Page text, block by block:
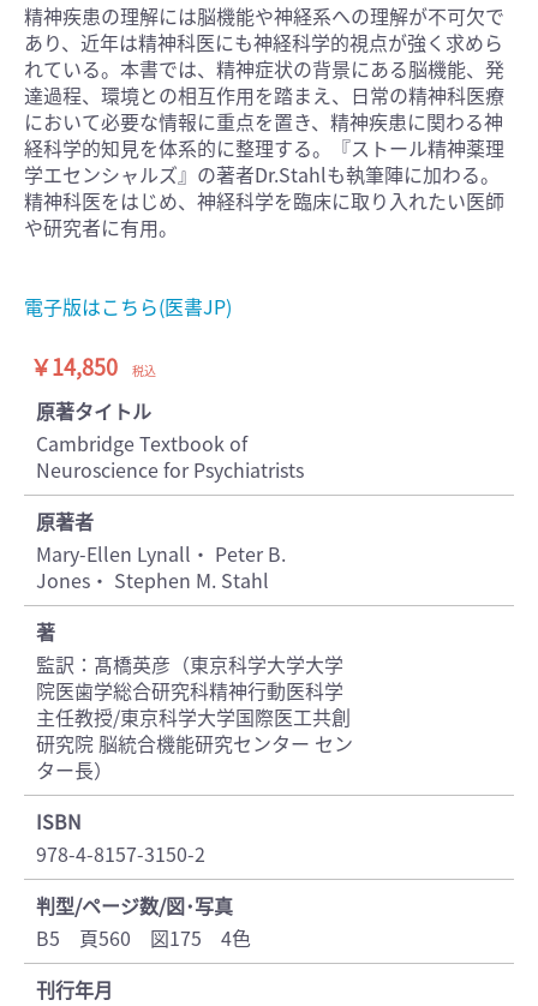
精神疾患の理解には脳機能や神経系への理解が不可欠で
あり、近年は精神科医にも神経科学的視点が強く求めら
れている。本書では、精神症状の背景にある脳機能、発
達過程、環境との相互作用を踏まえ、日常の精神科医療
において必要な情報に重点を置き、精神疾患に関わる神
経科学的知見を体系的に整理する。『ストール精神薬理
学エセンシャルズ』の著者Dr.Stahlも執筆陣に加わる。
精神科医をはじめ、神経科学を臨床に取り入れたい医師
や研究者に有用。
電子版はこちら(医書JP)
￥14,850 税込
原著タイトル
Cambridge Textbook of
Neuroscience for Psychiatrists
原著者
Mary-Ellen Lynall・ Peter B.
Jones・ Stephen M. Stahl
著
監訳：髙橋英彦（東京科学大学大学
院医歯学総合研究科精神行動医科学
主任教授/東京科学大学国際医工共創
研究院 脳統合機能研究センター セン
ター長）
ISBN
978-4-8157-3150-2
判型/ページ数/図･写真
B5 頁560 図175 4色
刊行年月